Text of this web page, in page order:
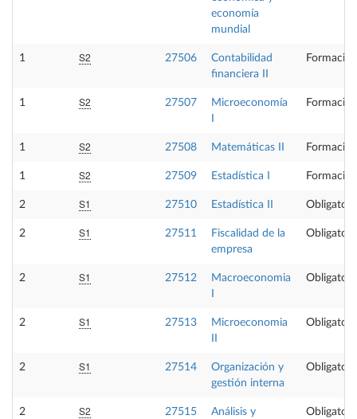
economía
mundial
1 S2 27506
Contabilidad
financiera II
1 S2 27507
Microeconomía
1 S2 27508 Matemáticas II
1 S2 27509 Estadística I
2 S1 27510 Estadística II
2 S1 27511
Fiscalidad de la
empresa
2 S1 27512
Macroeconomia
2 S1 27513
Microeconomia
2 S1 27514
Organización y
gestión interna
2 S2 27515
Análisis y